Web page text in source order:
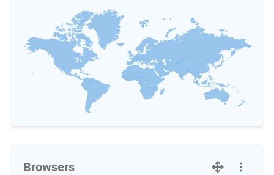
Browsers